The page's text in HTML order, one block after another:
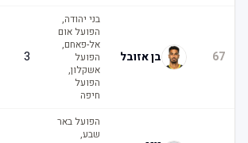
67 בן אזובל
בני יהודה,
הפועל אום
אל-פאחם,
הפועל
אשקלון,
הפועל
חיפה
הפועל באר
שבע,